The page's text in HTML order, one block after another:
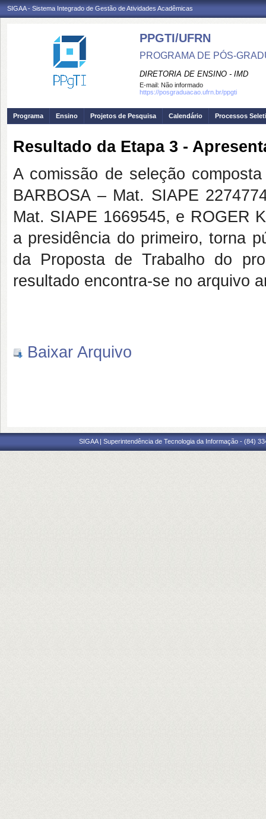
SIGAA - Sistema Integrado de Gestão de Atividades Acadêmicas
PPGTI/UFRN
PROGRAMA DE PÓS-
DIRETORIA DE ENSINO - IMD
E-mail: Não informado
https://posgraduacao.ufrn.br/ppgti
Programa Ensino Projetos de Pesquisa Calendário Processos
Resultado da Etapa 3 -
A comissão de seleção
BARBOSA – Mat. SIAPE
Mat. SIAPE 1669545, e ROGER
a presidência do primeiro, torna
da Proposta de Trabalho do
resultado encontra-se no arquivo
Baixar Arquivo
SIGAA | Superintendência de Tecnologia da Informação - (84)